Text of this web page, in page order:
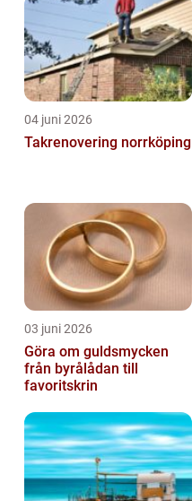
04 juni 2026
Takrenovering norrköping
03 juni 2026
Göra om guldsmycken
från byrålådan till
favoritskrin